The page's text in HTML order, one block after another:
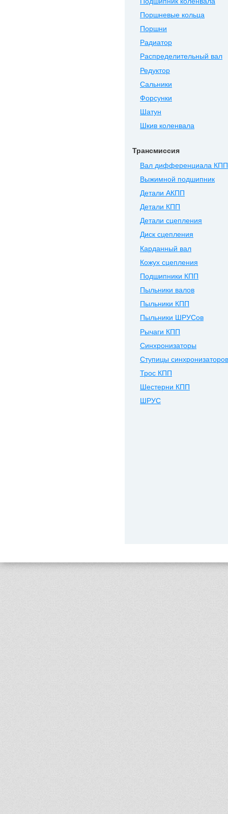
Поршневые кольца
Поршни
Радиатор
Распределительный вал
Редуктор
Сальники
Форсунки
Шатун
Шкив коленвала
Трансмиссия
Вал дифференциала КПП
Выжимной подшипник
Детали АКПП
Детали КПП
Детали сцепления
Диск сцепления
Карданный вал
Кожух сцепления
Подшипники КПП
Пыльники валов
Пыльники КПП
Пыльники ШРУСов
Рычаги КПП
Синхронизаторы
Ступицы синхронизаторов
Трос КПП
Шестерни КПП
ШРУС